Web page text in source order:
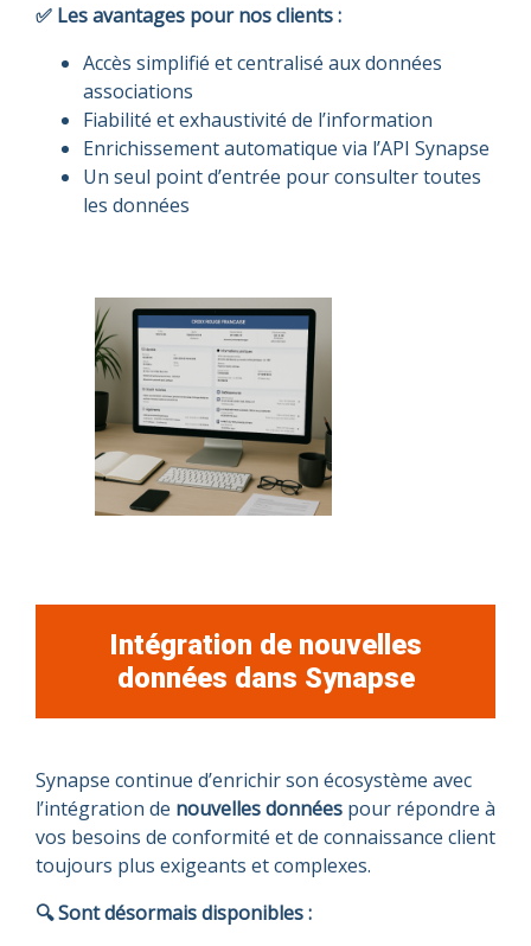
✅ Les avantages pour nos clients :
Accès simplifié et centralisé aux données
associations
Fiabilité et exhaustivité de l’information
Enrichissement automatique via l’API Synapse
Un seul point d’entrée pour consulter toutes
les données
Intégration de nouvelles
données dans Synapse
Synapse continue d’enrichir son écosystème avec
l’intégration de nouvelles données pour répondre à
vos besoins de conformité et de connaissance client
toujours plus exigeants et complexes.
🔍 Sont désormais disponibles :